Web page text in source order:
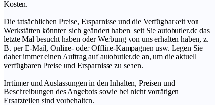
Kosten.
Die tatsächlichen Preise, Ersparnisse und die Verfügbarkeit von
Werkstätten könnten sich geändert haben, seit Sie autobutler.de das
letzte Mal besucht haben oder Werbung von uns erhalten haben, z.
B. per E-Mail, Online- oder Offline-Kampagnen usw. Legen Sie
daher immer einen Auftrag auf autobutler.de an, um die aktuell
verfügbaren Preise und Ersparnisse zu sehen.
Irrtümer und Auslassungen in den Inhalten, Preisen und
Beschreibungen des Angebots sowie bei nicht vorrätigen
Ersatzteilen sind vorbehalten.